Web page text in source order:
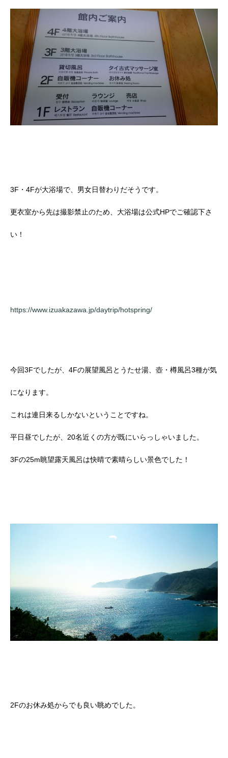
3F・4Fが大浴場で、男女日替わりだそうです。
更衣室から先は撮影禁止のため、大浴場は公式HPでご確認下さ
い！
https://www.izuakazawa.jp/daytrip/hotspring/
今回3Fでしたが、4Fの展望風呂とうたせ湯、壺・樽風呂3種が気
になります。
これは連日来るしかないということですね。
平日昼でしたが、20名近くの方が既にいらっしゃいました。
3Fの25m眺望露天風呂は快晴で素晴らしい景色でした！
2Fのお休み処からでも良い眺めでした。